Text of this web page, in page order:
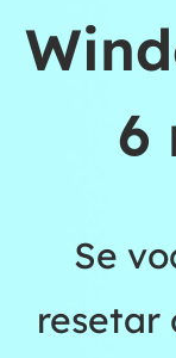
6
Se
resetar